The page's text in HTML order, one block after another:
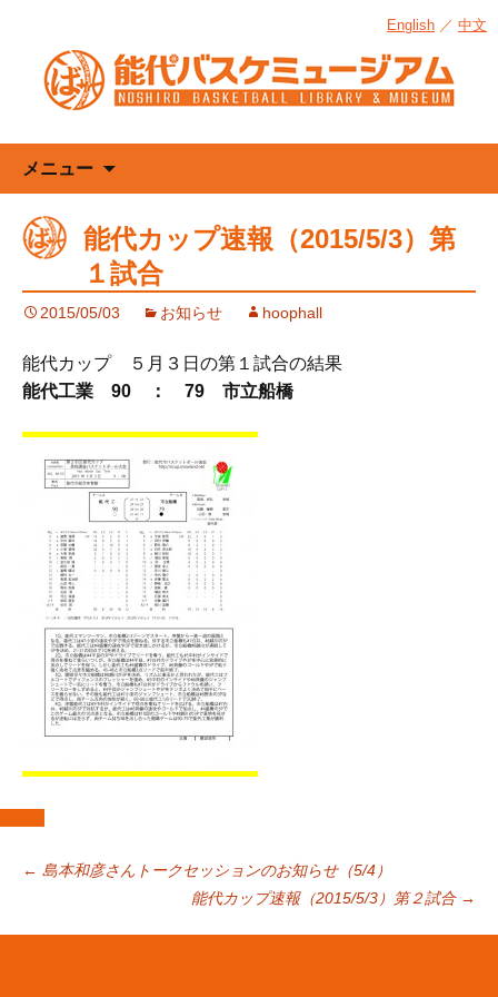
English ／ 中文
メニュー
ン
ツ
へ
ス
能代カップ速報（2015/5/3）第
１試合
2015/05/03 お知らせ hoophall
能代カップ ５月３日の第１試合の結果
能代工業 90 ： 79 市立船橋
投
稿
← 島本和彦さんトークセッションのお知らせ（5/4）
能代カップ速報（2015/5/3）第２試合 →